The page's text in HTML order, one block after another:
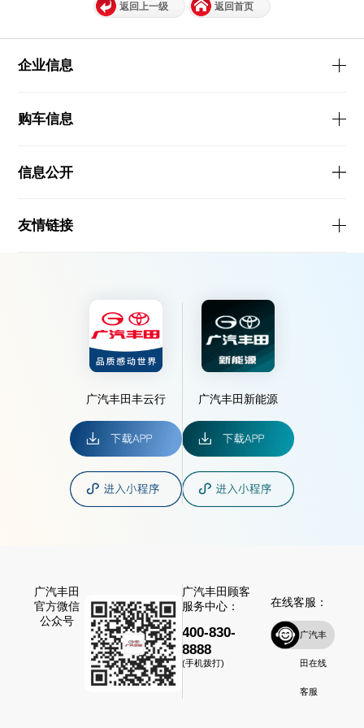
返回上一级 返回首页
企业信息
购车信息
信息公开
友情链接
广汽丰田丰云行 广汽丰田新能源
广汽丰田
官方微信
公众号
广汽丰田顾客
服务中心：
400-830-
8888
(手机拨打)
在线客服：
广汽丰
田在线
客服